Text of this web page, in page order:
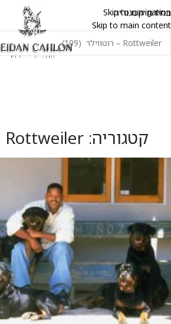
Skip to navigation
Skip to main content
בחירת קטגוריה
קטגוריה: Rottweiler – רוטווילר